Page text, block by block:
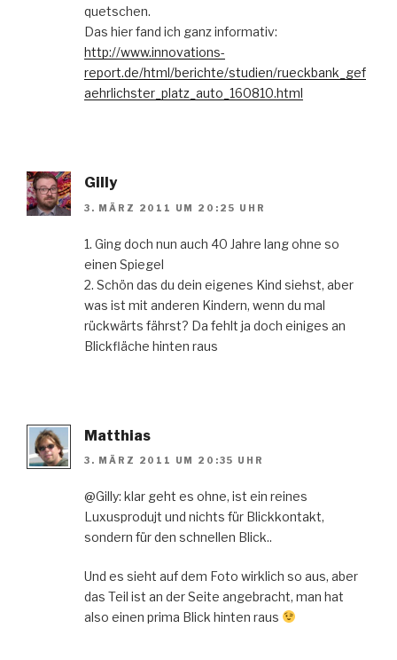
quetschen.
Das hier fand ich ganz informativ:
http://www.innovations-
report.de/html/berichte/studien/rueckbank_gef
aehrlichster_platz_auto_160810.html
Gilly
3. MÄRZ 2011 UM 20:25 UHR
1. Ging doch nun auch 40 Jahre lang ohne so
einen Spiegel
2. Schön das du dein eigenes Kind siehst, aber
was ist mit anderen Kindern, wenn du mal
rückwärts fährst? Da fehlt ja doch einiges an
Blickfläche hinten raus
Matthias
3. MÄRZ 2011 UM 20:35 UHR
@Gilly: klar geht es ohne, ist ein reines
Luxusprodujt und nichts für Blickkontakt,
sondern für den schnellen Blick..
Und es sieht auf dem Foto wirklich so aus, aber
das Teil ist an der Seite angebracht, man hat
also einen prima Blick hinten raus